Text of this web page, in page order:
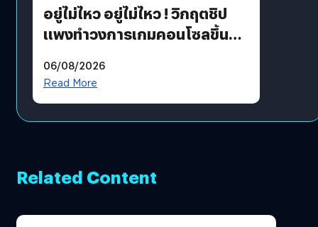
อยู่ไม่ไหว อยู่ไม่ไหว ! วิกฤตชิป
แพงทำวงการเกมคอนโซลขึ้น
?
06/08/2026
Read More
Related Content